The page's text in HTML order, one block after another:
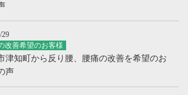
29
改善希望のお客様
津知町から反り腰、腰痛の改善を希望のお
声